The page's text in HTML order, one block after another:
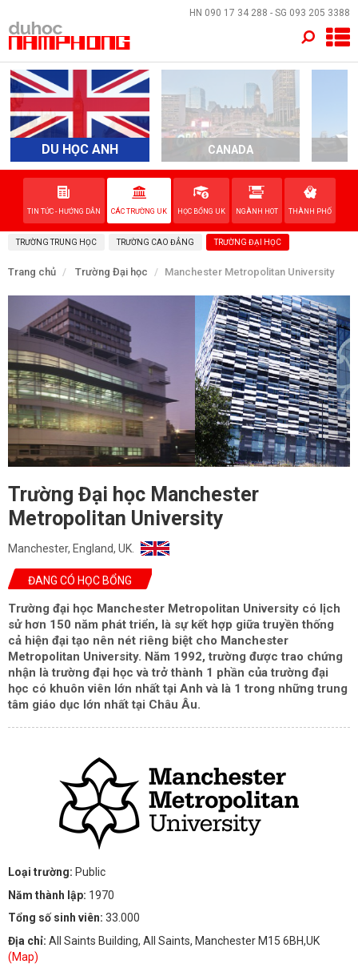
HN 090 17 34 288 - SG 093 205 3388
DU HỌC ANH CANADA
TIN TỨC - HƯỚNG DẪN CÁC TRƯỜNG UK HỌC BỔNG UK NGÀNH HOT THÀNH PHỐ
TRƯỜNG TRUNG HỌC TRƯỜNG CAO ĐẲNG TRƯỜNG ĐẠI HỌC
Trang chủ Trường Đại học Manchester Metropolitan University
Trường Đại học Manchester
Metropolitan University
Manchester, England, UK.
ĐANG CÓ HỌC BỔNG
Trường đại học Manchester Metropolitan University có lịch
sử hơn 150 năm phát triển, là sự kết hợp giữa truyền thống
cả hiện đại tạo nên nét riêng biệt cho Manchester
Metropolitan University. Năm 1992, trường được trao chứng
nhận là trường đại học và trở thành 1 phần của trường đại
học có khuôn viên lớn nhất tại Anh và là 1 trong những trung
tâm giáo dục lớn nhất tại Châu Âu.
Loại trường: Public
Năm thành lập: 1970
Tổng số sinh viên: 33.000
Địa chỉ: All Saints Building, All Saints, Manchester M15 6BH,UK
(Map)
×
TRANG CHỦ
QUỐC GIA
EVENTS
DỊCH VỤ
VỀ NAM PHONG